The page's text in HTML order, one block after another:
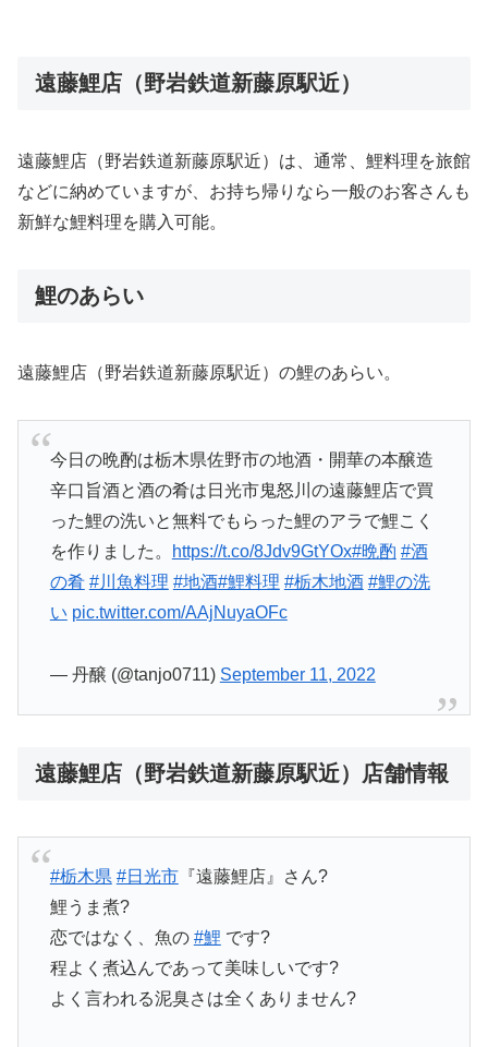
遠藤鯉店（野岩鉄道新藤原駅近）
遠藤鯉店（野岩鉄道新藤原駅近）は、通常、鯉料理を旅館
などに納めていますが、お持ち帰りなら一般のお客さんも
新鮮な鯉料理を購入可能。
鯉のあらい
遠藤鯉店（野岩鉄道新藤原駅近）の鯉のあらい。
今日の晩酌は栃木県佐野市の地酒・開華の本醸造
辛口旨酒と酒の肴は日光市鬼怒川の遠藤鯉店で買
った鯉の洗いと無料でもらった鯉のアラで鯉こく
を作りました。
https://t.co/8Jdv9GtYOx#晩酌 #酒
の肴 #川魚料理 #地酒#鯉料理 #栃木地酒 #鯉の洗
い pic.twitter.com/AAjNuyaOFc
— 丹醸 (@tanjo0711) September 11, 2022
遠藤鯉店（野岩鉄道新藤原駅近）店舗情報
#栃木県 #日光市『遠藤鯉店』さん?
鯉うま煮?
恋ではなく、魚の #鯉 です?
程よく煮込んであって美味しいです?
よく言われる泥臭さは全くありません?